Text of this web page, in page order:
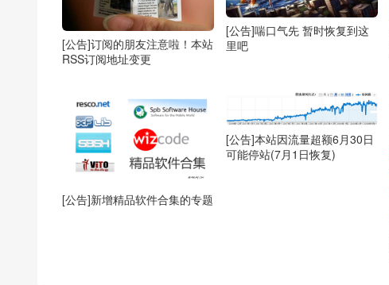
[公告]订阅的朋友注意啦！本站
RSS订阅地址变更
[公告]喘口气先 暂时恢复到这
里吧
[公告]新增精品软件合集的专题
[公告]本站因流量超额6月30日
可能停站(7月1日恢复)